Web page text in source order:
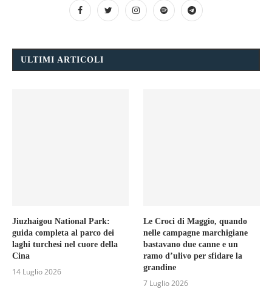
ULTIMI ARTICOLI
Jiuzhaigou National Park:
guida completa al parco dei
laghi turchesi nel cuore della
Cina
14 Luglio 2026
Le Croci di Maggio, quando
nelle campagne marchigiane
bastavano due canne e un
ramo d’ulivo per sfidare la
grandine
7 Luglio 2026